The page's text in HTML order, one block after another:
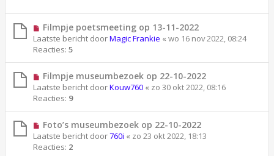
Filmpje poetsmeeting op 13-11-2022
Laatste bericht doorMagic Frankie « wo 16 nov 2022, 08:24
Reacties: 5
Filmpje museumbezoek op 22-10-2022
Laatste bericht doorKouw760 « zo 30 okt 2022, 08:16
Reacties: 9
Foto’s museumbezoek op 22-10-2022
Laatste bericht door760i « zo 23 okt 2022, 18:13
Reacties: 2